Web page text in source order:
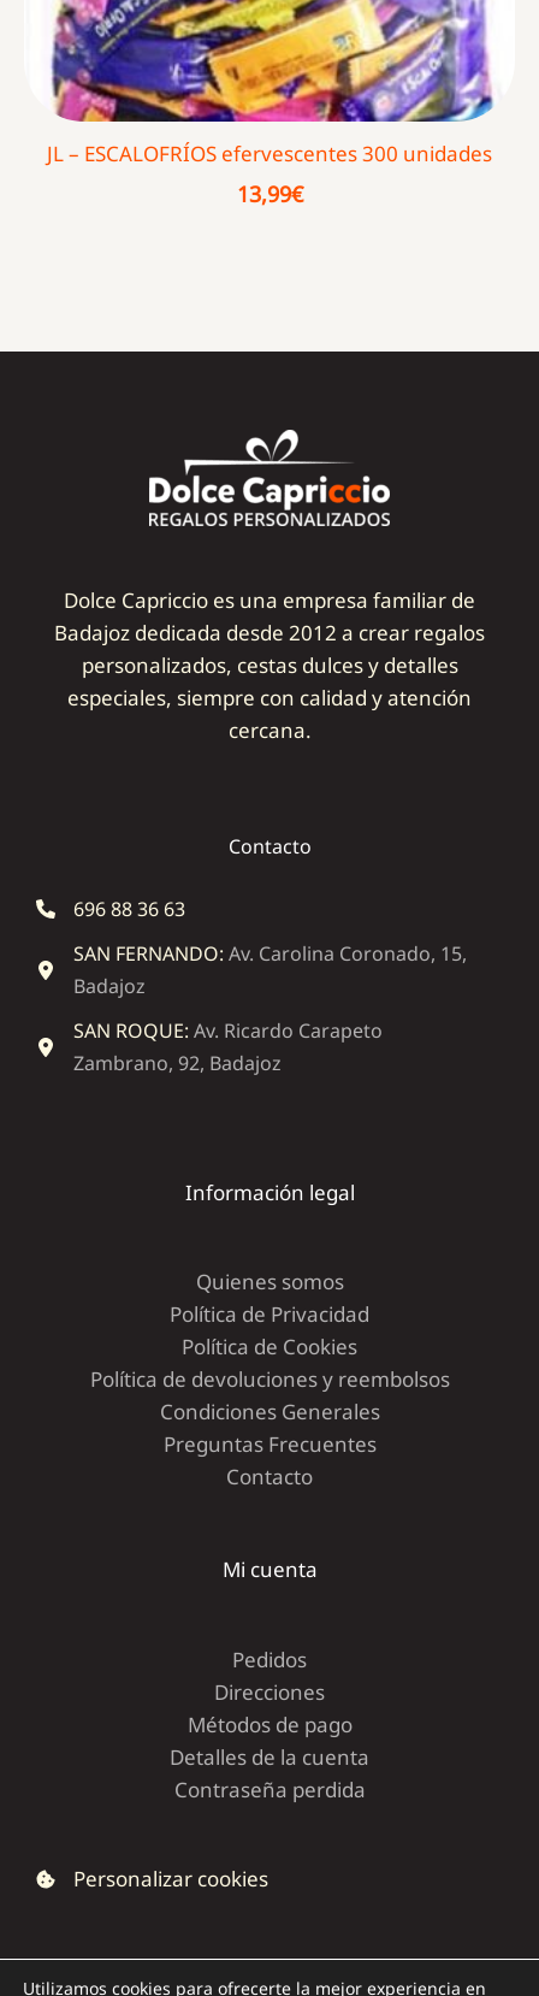
JL – ESCALOFRÍOS efervescentes 300 unidades
13,99€
Dolce Capriccio es una empresa familiar de
Badajoz dedicada desde 2012 a crear regalos
personalizados, cestas dulces y detalles
especiales, siempre con calidad y atención
cercana.
Contacto
696 88 36 63
SAN FERNANDO: Av. Carolina Coronado, 15,
Badajoz
SAN ROQUE: Av. Ricardo Carapeto
Zambrano, 92, Badajoz
Información legal
Quienes somos
Política de Privacidad
Política de Cookies
Política de devoluciones y reembolsos
Condiciones Generales
Preguntas Frecuentes
Contacto
Mi cuenta
Pedidos
Direcciones
Métodos de pago
Detalles de la cuenta
Contraseña perdida
Personalizar cookies
Utilizamos cookies para ofrecerte la mejor experiencia en